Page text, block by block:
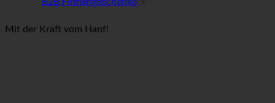
Mit der Kraft vom Hanf!